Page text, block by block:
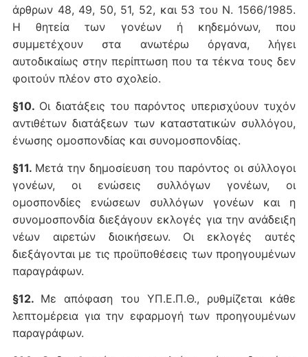
άρθρων 48, 49, 50, 51, 52, και 53 του Ν. 1566/1985.
Η θητεία των γονέων ή κηδεμόνων, που
συμμετέχουν στα ανωτέρω όργανα, λήγει
αυτοδικαίως στην περίπτωση που τα τέκνα τους δεν
φοιτούν πλέον στο σχολείο.
§10. Οι διατάξεις του παρόντος υπερισχύουν τυχόν
αντιθέτων διατάξεων των καταστατικών συλλόγου,
ένωσης ομοσπονδίας και συνομοσπονδίας.
§11. Μετά την δημοσίευση του παρόντος οι σύλλογοι
γονέων, οι ενώσεις συλλόγων γονέων, οι
ομοσπονδίες ενώσεων συλλόγων γονέων και η
συνομοσπονδία διεξάγουν εκλογές για την ανάδειξη
νέων αιρετών διοικήσεων. Οι εκλογές αυτές
διεξάγονται με τις προϋποθέσεις των προηγουμένων
παραγράφων.
§12. Με απόφαση του ΥΠ.Ε.Π.Θ., ρυθμίζεται κάθε
λεπτομέρεια για την εφαρμογή των προηγουμένων
παραγράφων.